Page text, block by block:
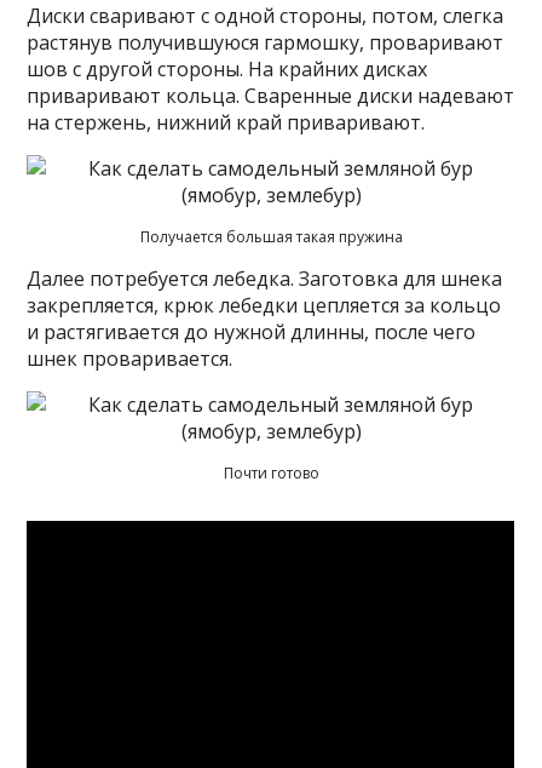
Диски сваривают с одной стороны, потом, слегка
растянув получившуюся гармошку, проваривают
шов с другой стороны. На крайних дисках
приваривают кольца. Сваренные диски надевают
на стержень, нижний край приваривают.
Получается большая такая пружина
Далее потребуется лебедка. Заготовка для шнека
закрепляется, крюк лебедки цепляется за кольцо
и растягивается до нужной длинны, после чего
шнек проваривается.
Почти готово